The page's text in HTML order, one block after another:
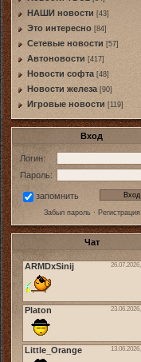
НАШИ новости [43]
Это интересно [84]
Сетевые новости [57]
Автоновости [417]
Новости софта [48]
Новоcти железа [90]
Игровые новости [119]
Вход
Логин:
Пароль:
запомнить
Забыл пароль· Регистрация
Чат